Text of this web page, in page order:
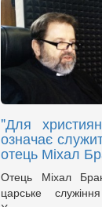
"Для
означає
отець Міхал
Отець Міхал
царське